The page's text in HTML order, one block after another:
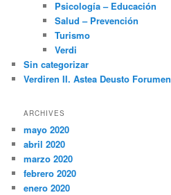
Psicología – Educación
Salud – Prevención
Turismo
Verdi
Sin categorizar
Verdiren II. Astea Deusto Forumen
ARCHIVES
mayo 2020
abril 2020
marzo 2020
febrero 2020
enero 2020